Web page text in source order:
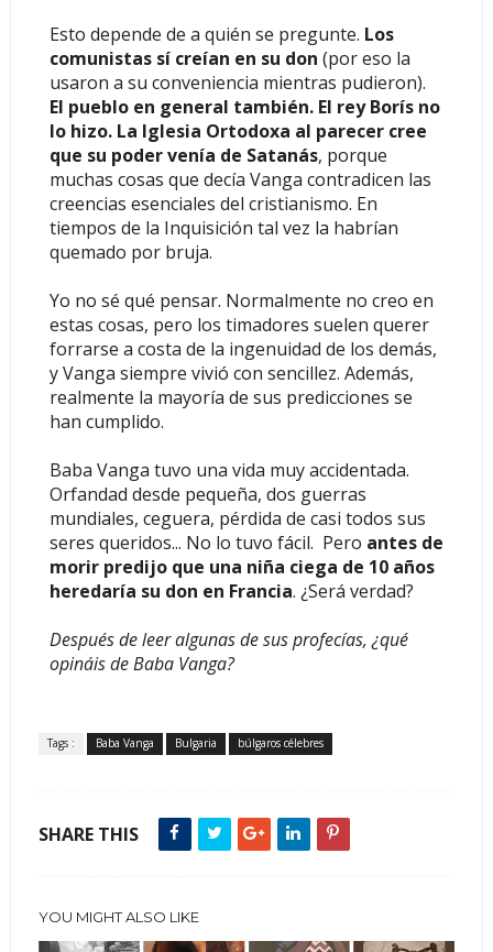
Esto depende de a quién se pregunte. Los
comunistas sí creían en su don (por eso la
usaron a su conveniencia mientras pudieron).
El pueblo en general también. El rey Borís no
lo hizo. La Iglesia Ortodoxa al parecer cree
que su poder venía de Satanás, porque
muchas cosas que decía Vanga contradicen las
creencias esenciales del cristianismo. En
tiempos de la Inquisición tal vez la habrían
quemado por bruja.
Yo no sé qué pensar. Normalmente no creo en
estas cosas, pero los timadores suelen querer
forrarse a costa de la ingenuidad de los demás,
y Vanga siempre vivió con sencillez. Además,
realmente la mayoría de sus predicciones se
han cumplido.
Baba Vanga tuvo una vida muy accidentada.
Orfandad desde pequeña, dos guerras
mundiales, ceguera, pérdida de casi todos sus
seres queridos... No lo tuvo fácil. Pero antes de
morir predijo que una niña ciega de 10 años
heredaría su don en Francia. ¿Será verdad?
Después de leer algunas de sus profecías, ¿qué
opináis de Baba Vanga?
Tags : Baba Vanga Bulgaria búlgaros célebres
SHARE THIS
YOU MIGHT ALSO LIKE